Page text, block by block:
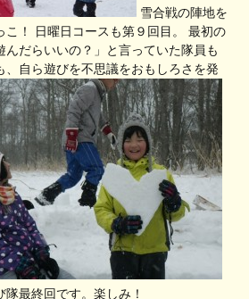
雪合戦の陣地を
こ！ 日曜日コースも第９回目。 最初の
んだらいいの？」と言っていた隊員も
、自ら遊びを不思議をおもしろさを発
最終回です。楽しみ！